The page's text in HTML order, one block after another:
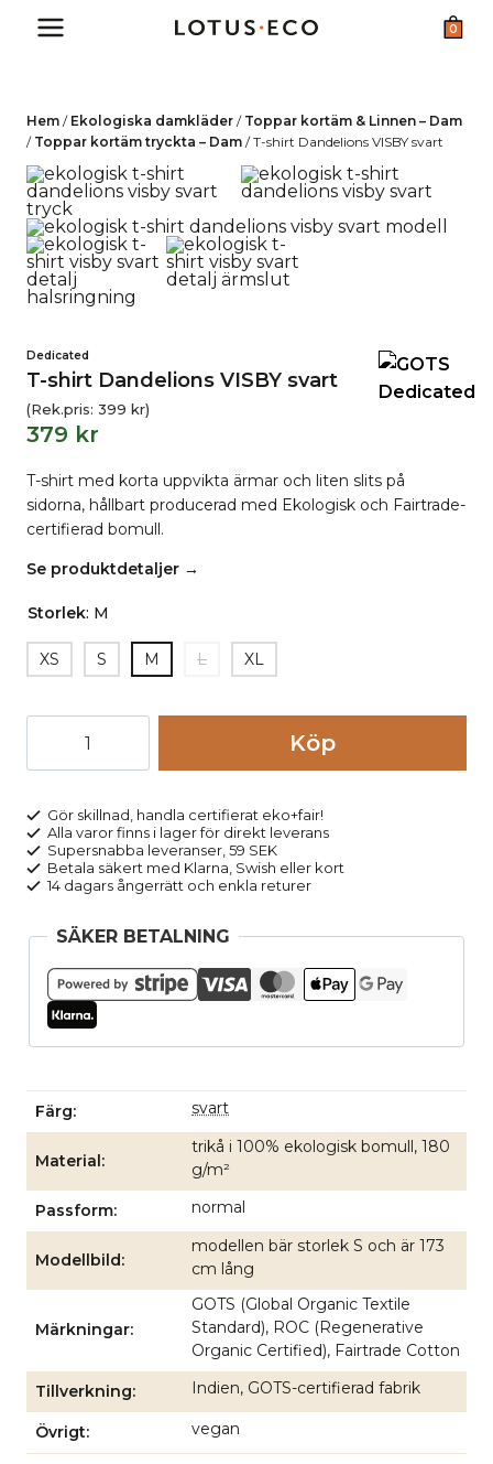
0
Hem / Ekologiska damkläder / Toppar kortäm & Linnen – Dam
/ Toppar kortäm tryckta – Dam /T-shirt Dandelions VISBY svart
Dedicated
T-shirt Dandelions VISBY svart
(Rek.pris: 399 kr)
379 kr
T-shirt med korta uppvikta ärmar och liten slits på
sidorna, hållbart producerad med Ekologisk och Fairtrade-
certifierad bomull.
Se produktdetaljer →
Storlek: M
XS S M L XL
VISBY
svart
mängd
Köp
Gör skillnad, handla certifierat eko+fair!
Alla varor finns i lager för direkt leverans
Supersnabba leveranser, 59 SEK
Betala säkert med Klarna, Swish eller kort
14 dagars ångerrätt och enkla returer
SÄKER BETALNING
Färg svart
Material
trikå i 100% ekologisk bomull, 180
g/m²
Passform normal
Modellbild
modellen bär storlek S och är 173
cm lång
Märkningar
GOTS (Global Organic Textile
Standard), ROC (Regenerative
Organic Certified), Fairtrade Cotton
Tillverkning Indien, GOTS-certifierad fabrik
Övrigt vegan